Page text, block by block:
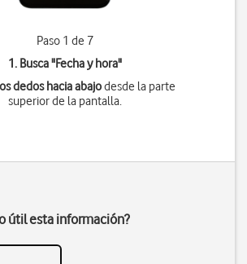
Paso 1 de 7
1. Busca "Fecha y hora"
dedos hacia abajodesde la parte
superior de la pantalla.
útil esta información?